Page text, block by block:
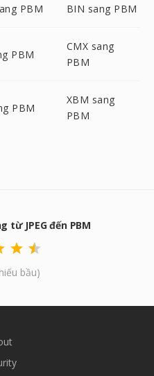
PBM BIN sang PBM
PBM
CMX sang
PBM
PBM
XBM sang
PBM
từ JPEG đến PBM
bầu)